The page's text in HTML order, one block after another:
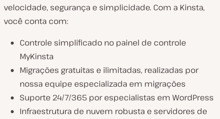
velocidade, segurança e simplicidade. Com a Kinsta,
você conta com:
Controle simplificado no painel de controle
MyKinsta
Migrações gratuitas e ilimitadas, realizadas por
nossa equipe especializada em migrações
Suporte 24/7/365 por especialistas em WordPress
Infraestrutura de nuvem robusta e servidores de